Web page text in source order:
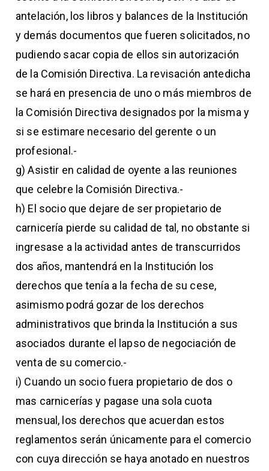
antelación, los libros y balances de la Institución
y demás documentos que fueren solicitados, no
pudiendo sacar copia de ellos sin autorización
de la Comisión Directiva. La revisación antedicha
se hará en presencia de uno o más miembros de
la Comisión Directiva designados por la misma y
si se estimare necesario del gerente o un
profesional.-
g) Asistir en calidad de oyente a las reuniones
que celebre la Comisión Directiva.-
h) El socio que dejare de ser propietario de
carnicería pierde su calidad de tal, no obstante si
ingresase a la actividad antes de transcurridos
dos años, mantendrá en la Institución los
derechos que tenía a la fecha de su cese,
asimismo podrá gozar de los derechos
administrativos que brinda la Institución a sus
asociados durante el lapso de negociación de
venta de su comercio.-
i) Cuando un socio fuera propietario de dos o
mas carnicerías y pagase una sola cuota
mensual, los derechos que acuerdan estos
reglamentos serán únicamente para el comercio
con cuya dirección se haya anotado en nuestros